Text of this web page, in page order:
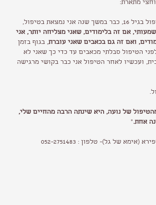
אני נמצאת בטיפול,
אם זה בלימודים, שאני מצליחה יותר, אני
ואם זה גם בכאבים שאני עוברת, בגוף בזמן
הטיפול סבלתי מכאבים עד כדי כך שאני לא
ועכשיו לאחר הטיפול אני כבר בקושי מרגישה
של נועה, היא שינתה הרבה מהחיים שלי,
אחת."
של גל)- טלפון : 052-2751483